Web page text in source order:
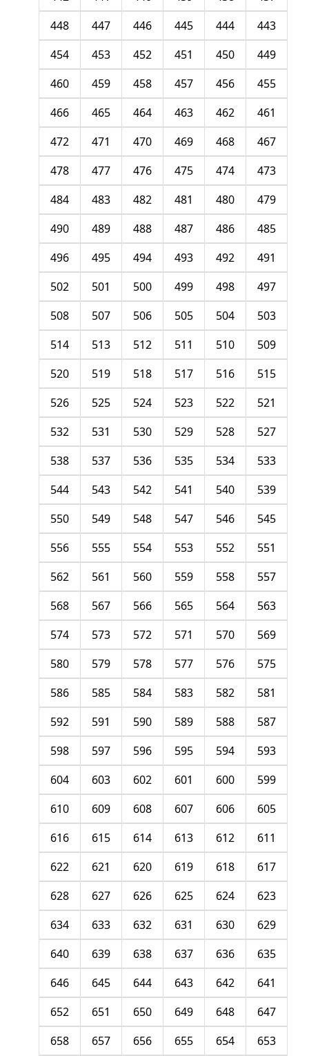
443
444
445
446
447
448
449
450
451
452
453
454
455
456
457
458
459
460
461
462
463
464
465
466
467
468
469
470
471
472
473
474
475
476
477
478
479
480
481
482
483
484
485
486
487
488
489
490
491
492
493
494
495
496
497
498
499
500
501
502
503
504
505
506
507
508
509
510
511
512
513
514
515
516
517
518
519
520
521
522
523
524
525
526
527
528
529
530
531
532
533
534
535
536
537
538
539
540
541
542
543
544
545
546
547
548
549
550
551
552
553
554
555
556
557
558
559
560
561
562
563
564
565
566
567
568
569
570
571
572
573
574
575
576
577
578
579
580
581
582
583
584
585
586
587
588
589
590
591
592
593
594
595
596
597
598
599
600
601
602
603
604
605
606
607
608
609
610
611
612
613
614
615
616
617
618
619
620
621
622
623
624
625
626
627
628
629
630
631
632
633
634
635
636
637
638
639
640
641
642
643
644
645
646
647
648
649
650
651
652
653
654
655
656
657
658